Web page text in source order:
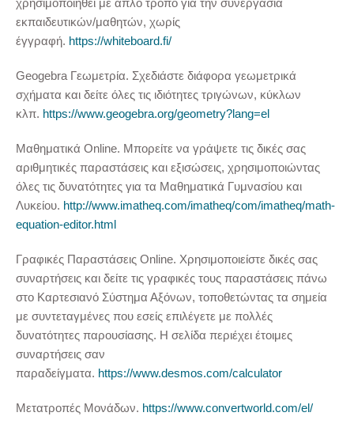
εκπαιδευτικών/μαθητών, χωρίς
έγγραφή. https://whiteboard.fi/
Geogebra Γεωμετρία. Σχεδιάστε διάφορα γεωμετρικά
σχήματα και δείτε όλες τις ιδιότητες τριγώνων, κύκλων
κλπ. https://www.geogebra.org/geometry?lang=el
Μαθηματικά Online. Μπορείτε να γράψετε τις δικές σας
αριθμητικές παραστάσεις και εξισώσεις, χρησιμοποιώντας
όλες τις δυνατότητες για τα Μαθηματικά Γυμνασίου και
Λυκείου. http://www.imatheq.com/imatheq/com/imatheq/math-
equation-editor.html
Γραφικές Παραστάσεις Online. Χρησιμοποιείστε δικές σας
συναρτήσεις και δείτε τις γραφικές τους παραστάσεις πάνω
στο Καρτεσιανό Σύστημα Αξόνων, τοποθετώντας τα σημεία
με συντεταγμένες που εσείς επιλέγετε με πολλές
δυνατότητες παρουσίασης. Η σελίδα περιέχει έτοιμες
συναρτήσεις σαν
παραδείγματα. https://www.desmos.com/calculator
Μετατροπές Μονάδων. https://www.convertworld.com/el/